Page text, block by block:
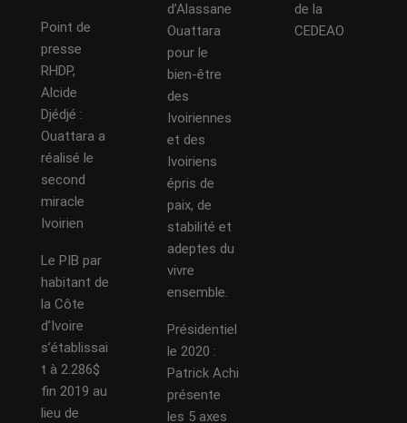
Point de
presse
RHDP,
Alcide
Djédjé :
Ouattara a
réalisé le
second
miracle
Ivoirien
Le PIB par
habitant de
la Côte
d’Ivoire
s’établissai
t à 2.286$
fin 2019 au
lieu de
d’Alassane
Ouattara
pour le
bien-être
des
Ivoiriennes
et des
Ivoiriens
épris de
paix, de
stabilité et
adeptes du
vivre
ensemble.
Présidentiel
le 2020 :
Patrick Achi
présente
les 5 axes
de la
CEDEAO